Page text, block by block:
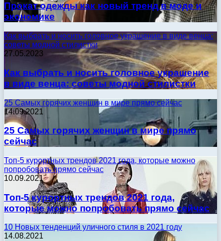
Прокат одежды как новый тренд в моде и
экономике
Как выбрать и носить головное украшение в виде венца:
советы модной стилистки
27.05.2023
Как выбрать и носить головное украшение
в виде венца: советы модной стилистки
25 Самых горячих женщин в мире прямо сейчас
14.09.2021
25 Самых горячих женщин в мире прямо
сейчас
Топ-5 курортных трендов 2021 года, которые можно
попробовать прямо сейчас
10.09.2021
Топ-5 курортных трендов 2021 года,
которые можно попробовать прямо сейчас
10 Новых тенденций уличного стиля в 2021 году
14.08.2021